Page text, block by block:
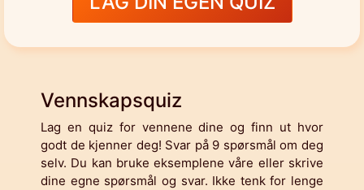
Vennskapsquiz
Lag en quiz for vennene dine og finn ut hvor
godt de kjenner deg! Svar på 9 spørsmål om deg
selv. Du kan bruke eksemplene våre eller skrive
dine egne spørsmål og svar. Ikke tenk for lenge